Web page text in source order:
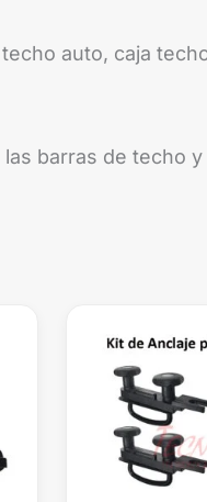
auto, caja
barras de techo